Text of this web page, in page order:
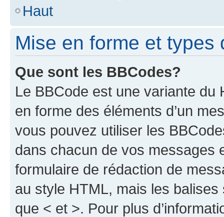
Haut
Mise en forme et types
Que sont les BBCodes?
Le BBCode est une variante du
en forme des éléments d’un
vous pouvez utiliser les
dans chacun de vos messages
formulaire de rédaction de
au style HTML, mais les
que < et >. Pour plus